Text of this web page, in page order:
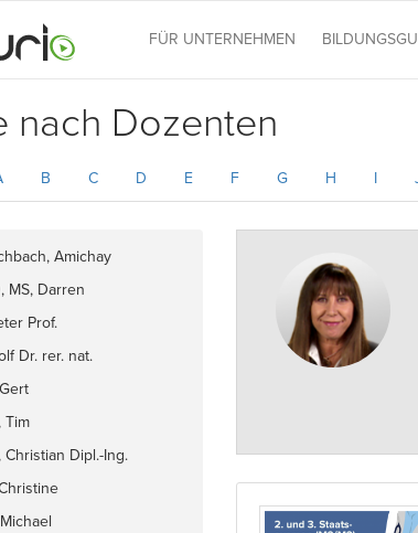
FÜR UNTERNEHMEN
nach Dozenten
B C D E F G H I
Amichay
MS, Darren
Prof.
Dr. rer. nat.
Tim
Christian Dipl.-Ing.